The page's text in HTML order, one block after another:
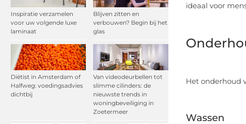
Inspiratie verzamelen
voor uw volgende luxe
laminaat
Blijven zitten en
verbouwen? Begin bij het
glas
Diëtist in Amsterdam of
Halfweg: voedingsadvies
dichtbij
Van videodeurbellen tot
slimme cilinders: de
nieuwste trends in
woningbeveiliging in
Zoetermeer
ideaal voor
Het onderhoud
Wassen